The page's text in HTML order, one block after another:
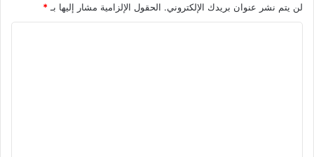
لن يتم نشر عنوان بريدك الإلكتروني. الحقول الإلزامية مشار إليها بـ *